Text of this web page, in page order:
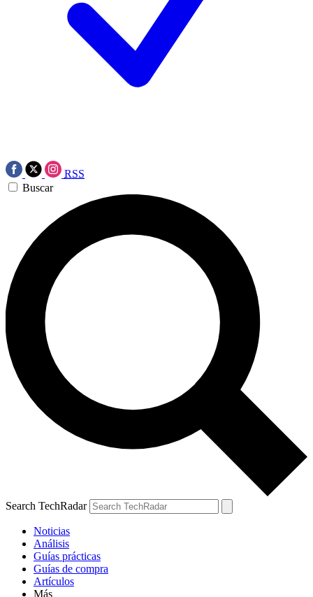
RSS
Buscar
Search TechRadar
Noticias
Análisis
Guías prácticas
Guías de compra
Artículos
Más